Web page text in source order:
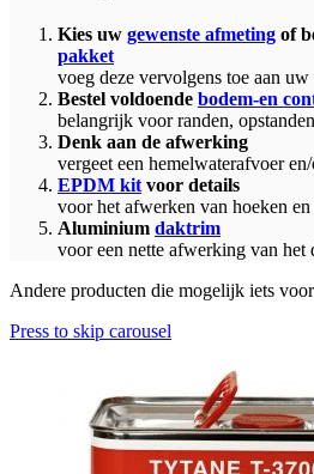
Kies uw gewenste afmeting of
pakket
voeg deze vervolgens toe aan
Bestel voldoende bodem-en
belangrijk voor randen,
Denk aan de afwerking
vergeet een hemelwaterafvoer
EPDM kit voor details
voor het afwerken van hoeken
Aluminium daktrim
voor een nette afwerking van het
Andere producten die mogelijk iets
Press to skip carousel